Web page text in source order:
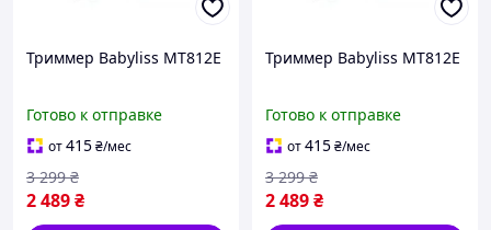
Триммер Babyliss MT812E
Готово к отправке
от415₴/мес
2 489₴
3 299 ₴
Триммер Babyliss MT812E
Готово к отправке
от415₴/мес
2 489₴
3 299 ₴